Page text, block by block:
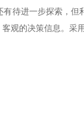
待进一步探索，
观的决策信息。采